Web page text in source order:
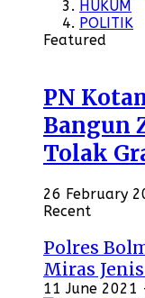
HUKUM
POLITIK
Featured
PN
Bangun
Tolak
26 February
Recent
Polres
Miras
11 June 2021